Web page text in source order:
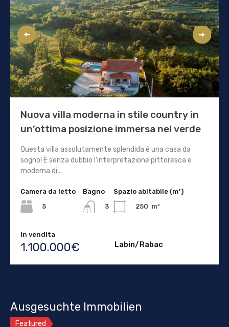
Nuova villa moderna in stile country in
un’ottima posizione immersa nel verde
Questa villa assolutamente splendida è una casa da
sogno! È senza dubbio l'interpretazione pittoresca e
moderna di...
Camera da letto
5
Bagno
3
Spazio abitabile (m²)
250 m²
In vendita
1.100.000€ Labin/Rabac
Ausgesuchte Immobilien
Featured